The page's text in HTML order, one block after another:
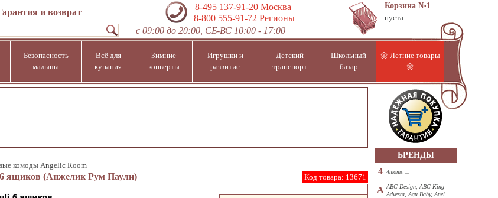
и возврат
8-495 137-91-20Москва
8-800 555-91-72 Регионы
с 09:00 до 20:00, СБ-ВС 10:00 - 17:00
Корзина №1
пуста
Безопасность
малыша
Всё для
купания
Зимние
конверты
Игрушки и
развитие
Детский
транспорт
Школьный
базар
🌼 Летние товары
🌼
комоды Angelic Room
Код товара: 13671
6 ящиков (Анжелик Рум Паули)
БРЕНДЫ
4 4moms ...
A ABC-Design, ABC-King
Advesta, Agu Baby, Anel